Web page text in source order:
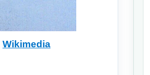
Wikimedia